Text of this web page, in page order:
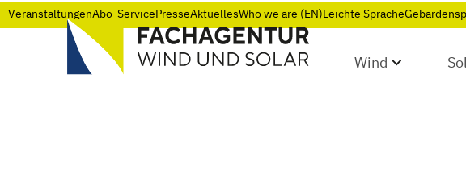
VeranstaltungenAbo-ServicePresseAktuellesWho we are (EN)Leichte Sprache
Wind